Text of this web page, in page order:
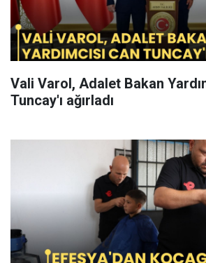
Vali Varol, Adalet Bakan
Tuncay'ı ağırladı